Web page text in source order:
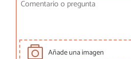
Añade una imagen